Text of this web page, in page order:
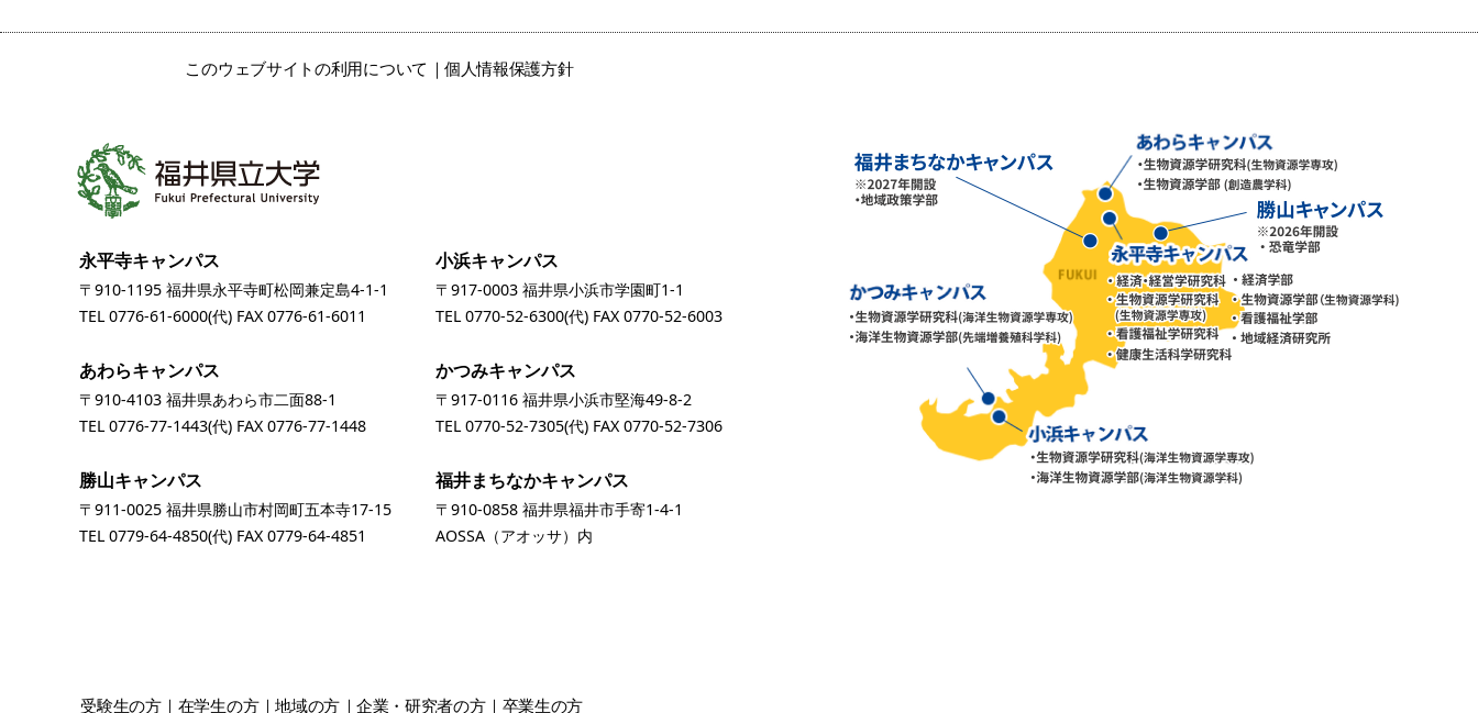
このウェブサイトの利用について 個人情報保護方針
永平寺キャンパス
〒910-1195 福井県永平寺町松岡兼定島4-1-1
TEL0776-61-6000(代) FAX 0776-61-6011
小浜キャンパス
〒917-0003 福井県小浜市学園町1-1
TEL0770-52-6300(代) FAX 0770-52-6003
あわらキャンパス
〒910-4103 福井県あわら市二面88-1
TEL0776-77-1443(代) FAX 0776-77-1448
かつみキャンパス
〒917-0116 福井県小浜市堅海49-8-2
TEL0770-52-7305(代) FAX 0770-52-7306
勝山キャンパス
〒911-0025 福井県勝山市村岡町五本寺17-15
TEL0779-64-4850(代) FAX 0779-64-4851
福井まちなかキャンパス
〒910-0858 福井県福井市手寄1-4-1
AOSSA（アオッサ）内
受験生の方 在学生の方 地域の方 企業・研究者の方 卒業生の方